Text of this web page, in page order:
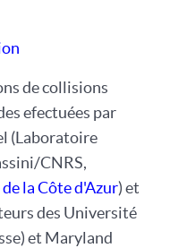
de collisions
efectuées par
(Laboratoire
CNRS,
la Côte d'Azur) et
des Université
et Maryland